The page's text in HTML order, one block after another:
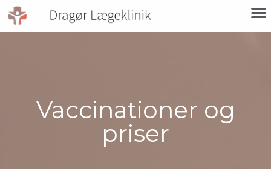
Vaccinationer og
priser